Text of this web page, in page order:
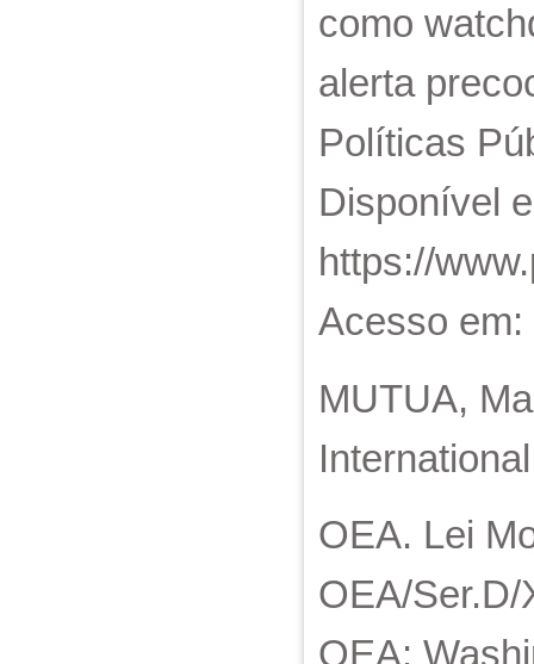
como
alerta
Políticas
Disponível
https://
Acesso
MUTUA,
OEA. Lei
OEA/
OEA: